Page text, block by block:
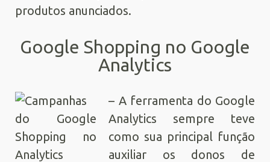
produtos anunciados.
Google Shopping no Google
Analytics
– A ferramenta do Google
Analytics sempre teve
como sua principal função
auxiliar os donos de